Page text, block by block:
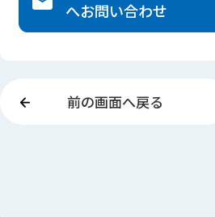
へお問い合わせ
前の画面へ戻る